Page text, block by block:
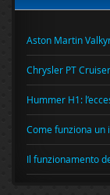
Aston Martin
Chrysler PT
Hummer H1:
Come funziona un
Il funzionamento